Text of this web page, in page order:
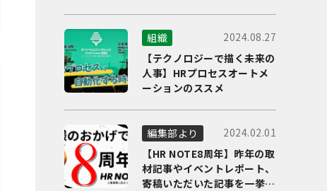
組織
2024.08.27
【テクノロジーで描く未来の
人事】HRプロセスオートメ
ーションのススメ
編集部より
2024.02.01
【HR NOTE8周年】昨年の取
材記事やイベントレポート、
寄稿いただいた記事を一挙に